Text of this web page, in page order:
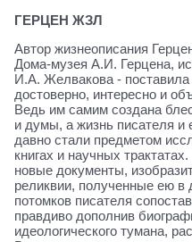
ГЕРЦЕН ЖЗЛ
Автор жизнеописания
Дома-музея А.И. Герцена,
И.А. Желвакова -
достоверно, интересно и
Ведь им самим создана
и думы, а жизнь писателя и
давно стали предметом
книгах и научных
новые документы,
реликвии, полученные ею в
потомков писателя
правдиво дополнив
идеологического тумана,